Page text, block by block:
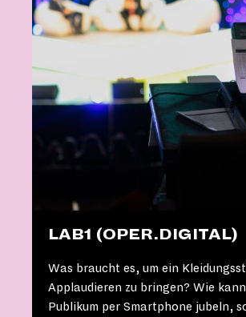
LAB1 (OPER.DIGITAL)
Was braucht es, um ein
Applaudieren zu bringen? Wie
Publikum per Smartphone jubeln,